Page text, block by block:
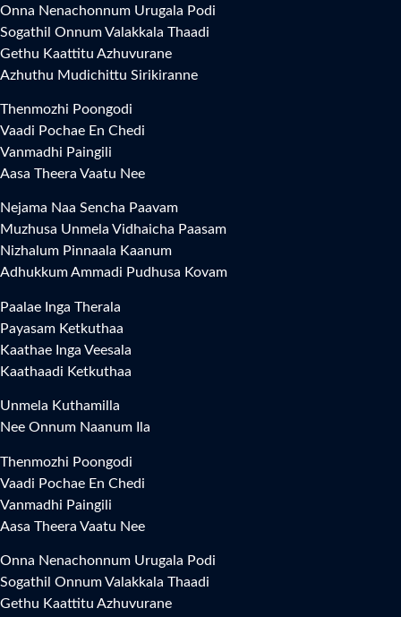
Onna Nenachonnum Urugala Podi
Sogathil Onnum Valakkala Thaadi
Gethu Kaattitu Azhuvurane
Azhuthu Mudichittu Sirikiranne
Thenmozhi Poongodi
Vaadi Pochae En Chedi
Vanmadhi Paingili
Aasa Theera Vaatu Nee
Nejama Naa Sencha Paavam
Muzhusa Unmela Vidhaicha Paasam
Nizhalum Pinnaala Kaanum
Adhukkum Ammadi Pudhusa Kovam
Paalae Inga Therala
Payasam Ketkuthaa
Kaathae Inga Veesala
Kaathaadi Ketkuthaa
Unmela Kuthamilla
Nee Onnum Naanum Ila
Thenmozhi Poongodi
Vaadi Pochae En Chedi
Vanmadhi Paingili
Aasa Theera Vaatu Nee
Onna Nenachonnum Urugala Podi
Sogathil Onnum Valakkala Thaadi
Gethu Kaattitu Azhuvurane